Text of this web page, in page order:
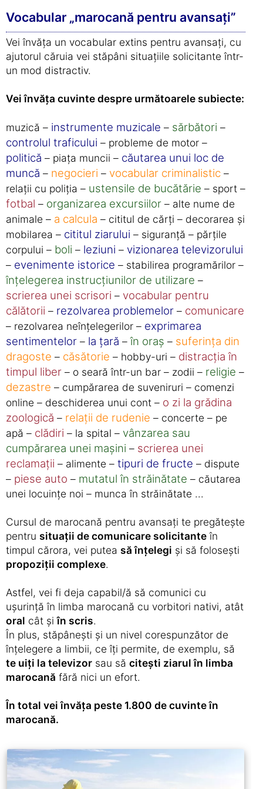
Vocabular „marocană pentru avansați”
Vei învăța un vocabular extins pentru avansați, cu
ajutorul căruia vei stăpâni situațiile solicitante într-
un mod distractiv.
Vei învăța cuvinte despre următoarele subiecte:
muzică – instrumente muzicale – sărbători –
controlul traficului – probleme de motor –
politică – piața muncii – căutarea unui loc de
muncă – negocieri – vocabular criminalistic –
relații cu poliția – ustensile de bucătărie – sport –
fotbal – organizarea excursiilor – alte nume de
animale – a calcula – cititul de cărți – decorarea și
mobilarea – cititul ziarului – siguranță – părțile
corpului – boli – leziuni – vizionarea televizorului
– evenimente istorice – stabilirea programărilor –
înțelegerea instrucțiunilor de utilizare –
scrierea unei scrisori – vocabular pentru
călătorii – rezolvarea problemelor – comunicare
– rezolvarea neînțelegerilor – exprimarea
sentimentelor – la țară –în oraș – suferința din
dragoste – căsătorie – hobby-uri – distracția în
timpul liber – o seară într-un bar – zodii – religie –
dezastre – cumpărarea de suveniruri – comenzi
online – deschiderea unui cont – o zi la grădina
zoologică – relații de rudenie – concerte – pe
apă – clădiri – la spital – vânzarea sau
cumpărarea unei mașini – scrierea unei
reclamații – alimente – tipuri de fructe – dispute
– piese auto – mutatul în străinătate – căutarea
unei locuințe noi – munca în străinătate ...
Cursul de marocană pentru avansați te pregătește
pentru situații de comunicare solicitanteîn
timpul cărora, vei putea să înțelegi și să folosești
propoziții complexe.
Astfel, vei fi deja capabil/ă să comunici cu
ușurință în limba marocană cu vorbitori nativi, atât
oral cât șiîn scris.
În plus, stăpânești și un nivel corespunzător de
înțelegere a limbii, ce îți permite, de exemplu, să
te uiți la televizor sau să citești ziarul în limba
marocană fără nici un efort.
În total vei învăța peste 1.800 de cuvinte în
marocană.